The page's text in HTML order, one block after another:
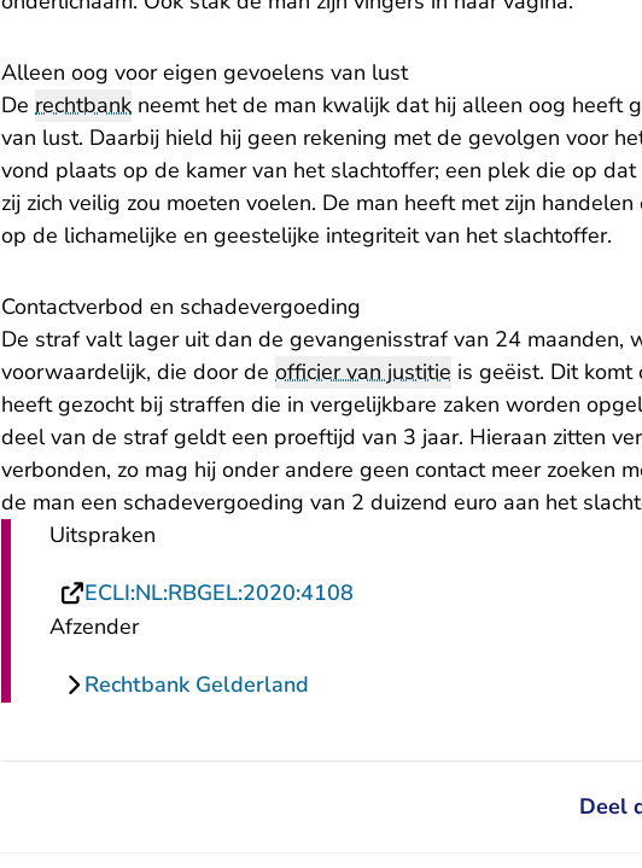
Alleen oog voor eigen gevoelens van lust
De rechtbank neemt het de man kwalijk dat hij alleen oog heeft
van lust. Daarbij hield hij geen rekening met de gevolgen voor
vond plaats op de kamer van het slachtoffer; een plek die op
zij zich veilig zou moeten voelen. De man heeft met zijn
op de lichamelijke en geestelijke integriteit van het slachtoffer.
Contactverbod en schadevergoeding
De straf valt lager uit dan de gevangenisstraf van 24 maanden,
voorwaardelijk, die door de officier van justitie is geëist. Dit
heeft gezocht bij straffen die in vergelijkbare zaken worden
deel van de straf geldt een proeftijd van 3 jaar. Hieraan zitten
verbonden, zo mag hij onder andere geen contact meer zoeken
de man een schadevergoeding van 2 duizend euro aan het
Uitspraken
ECLI:NL:RBGEL:2020:4108
Afzender
Rechtbank Gelderland
Deel